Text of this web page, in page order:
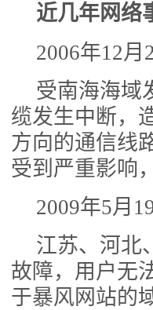
近几年网络
2006年12月
受南海海域
缆发生中断，
方向的通信线
受到严重影响
2009年5月
江苏、河北
故障，用户无
于暴风网站的